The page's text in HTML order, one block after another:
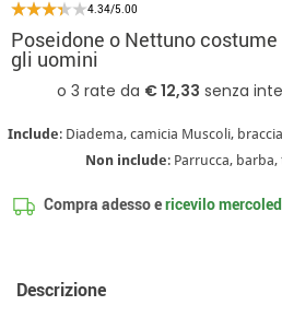
4.34/5.00
Poseidone o Nettuno costume
gli uomini
Include: Diadema, camicia Muscoli,
Non include: Parrucca,
Compra adesso ericevilo
Descrizione